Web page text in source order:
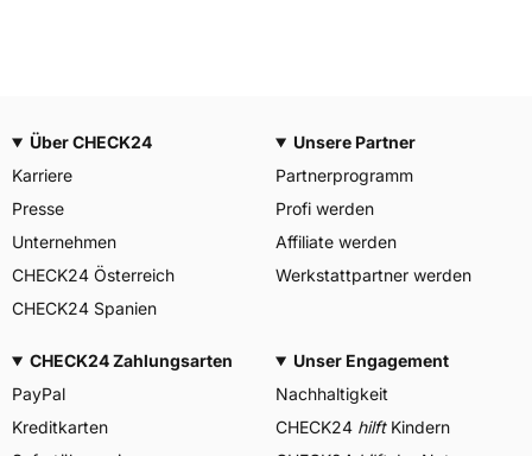
Über CHECK24
Karriere
Presse
Unternehmen
CHECK24 Österreich
CHECK24 Spanien
Unsere Partner
Partnerprogramm
Profi werden
Affiliate werden
Werkstattpartner werden
CHECK24 Zahlungsarten
PayPal
Kreditkarten
Unser Engagement
Nachhaltigkeit
CHECK24 hilftKindern